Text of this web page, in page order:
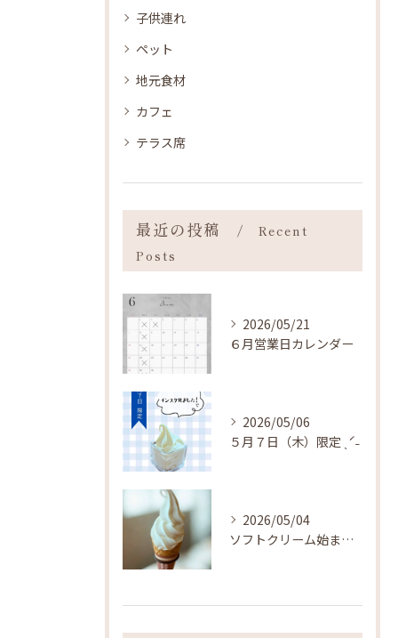
子供連れ
ペット
地元食材
カフェ
テラス席
最近の投稿
Recent
Posts
2026/05/21
６月営業日カレンダー
2026/05/06
５月７日（木）限定 ˎˊ˗
2026/05/04
ソフトクリーム始まりました ˎˊ˗